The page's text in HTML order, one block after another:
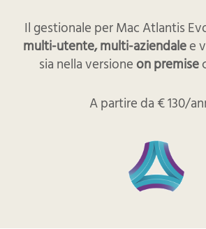
Il gestionale per Mac Atlantis
multi-utente, multi-aziendalee
sia nella versioneon premise
A partire da € 130/